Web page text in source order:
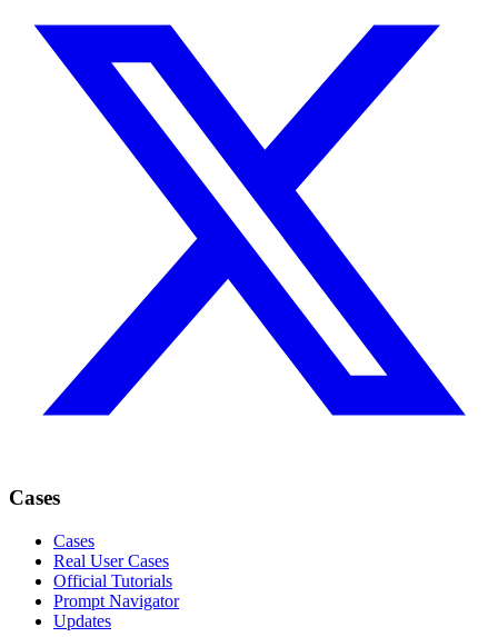
Cases
Cases
Real User Cases
Official Tutorials
Prompt Navigator
Updates